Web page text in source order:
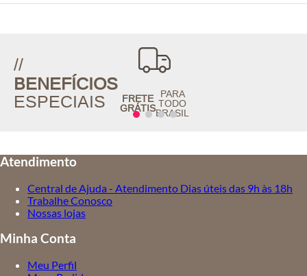
//
BENEFÍCIOS
ESPECIAIS
FRETE
GRÁTIS
PARA
TODO
BRASIL
Atendimento
Central de Ajuda - Atendimento Dias úteis das 9h às 18h
Trabalhe Conosco
Nossas lojas
Minha Conta
Meu Perfil